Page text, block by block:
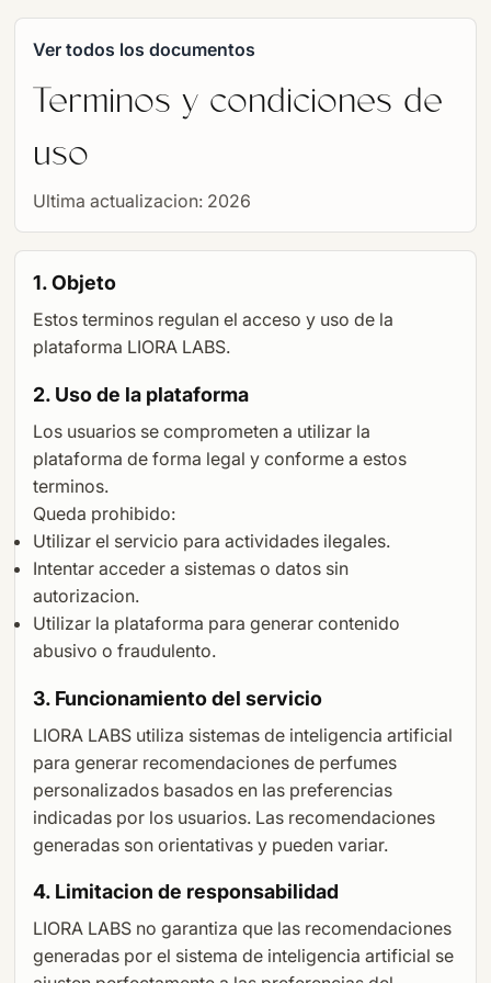
Ver todos los documentos
Terminos y condiciones de
uso
Ultima actualizacion: 2026
1. Objeto
Estos terminos regulan el acceso y uso de la
plataforma LIORA LABS.
2. Uso de la plataforma
Los usuarios se comprometen a utilizar la
plataforma de forma legal y conforme a estos
terminos.
Queda prohibido:
Utilizar el servicio para actividades ilegales.
Intentar acceder a sistemas o datos sin
autorizacion.
Utilizar la plataforma para generar contenido
abusivo o fraudulento.
3. Funcionamiento del servicio
LIORA LABS utiliza sistemas de inteligencia artificial
para generar recomendaciones de perfumes
personalizados basados en las preferencias
indicadas por los usuarios. Las recomendaciones
generadas son orientativas y pueden variar.
4. Limitacion de responsabilidad
LIORA LABS no garantiza que las recomendaciones
generadas por el sistema de inteligencia artificial se